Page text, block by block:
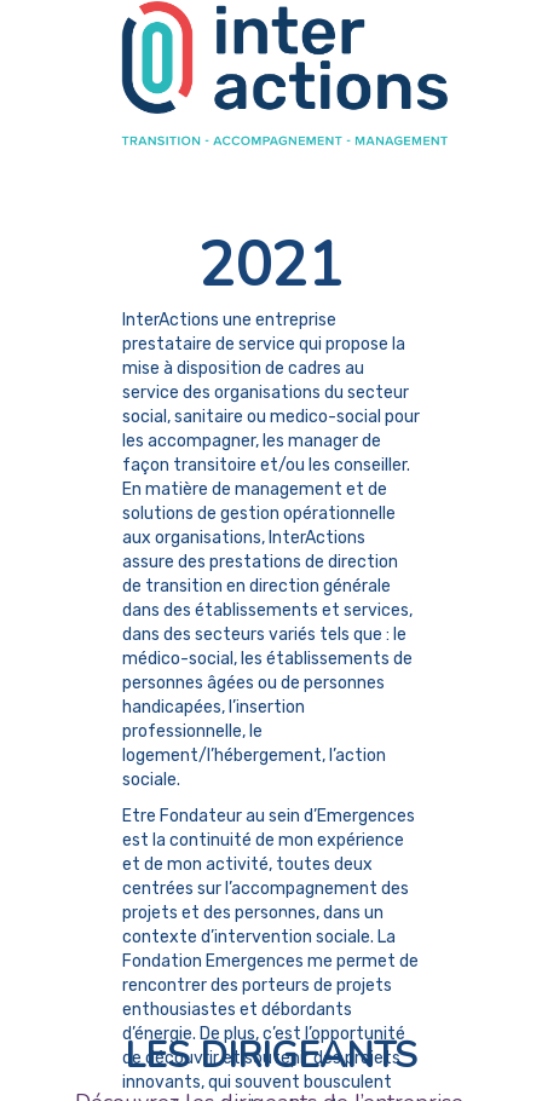
2021
InterActions une entreprise
prestataire de service qui propose la
mise à disposition de cadres au
service des organisations du secteur
social, sanitaire ou medico-social pour
les accompagner, les manager de
façon transitoire et/ou les conseiller.
En matière de management et de
solutions de gestion opérationnelle
aux organisations, InterActions
assure des prestations de direction
de transition en direction générale
dans des établissements et services,
dans des secteurs variés tels que : le
médico-social, les établissements de
personnes âgées ou de personnes
handicapées, l’insertion
professionnelle, le
logement/l’hébergement, l’action
sociale.
Etre Fondateur au sein d’Emergences
est la continuité de mon expérience
et de mon activité, toutes deux
centrées sur l’accompagnement des
projets et des personnes, dans un
contexte d’intervention sociale. La
Fondation Emergences me permet de
rencontrer des porteurs de projets
enthousiastes et débordants
d’énergie. De plus, c’est l’opportunité
de découvrir et soutenir des projets
innovants, qui souvent bousculent
LES DIRIGEANTS